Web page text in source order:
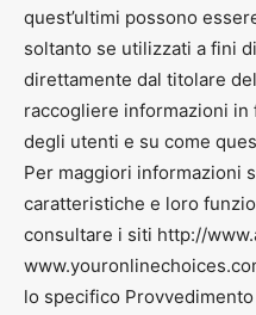
quest’ultimi possono
soltanto se utilizzati a fini
direttamente dal titolare
raccogliere informazioni in
degli utenti e su come
Per maggiori informazioni
caratteristiche e loro
consultare i siti http://
lo specifico